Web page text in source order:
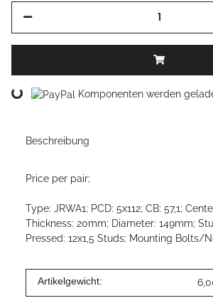
Loading... Komponenten werden
Beschreibung
Price per pair;
Type: JRWA1; PCD: 5x112; CB: 57,1;
Thickness: 20mm; Diameter: 149mm;
Pressed: 12x1,5 Studs; Mounting Bolts/
Artikelgewicht: